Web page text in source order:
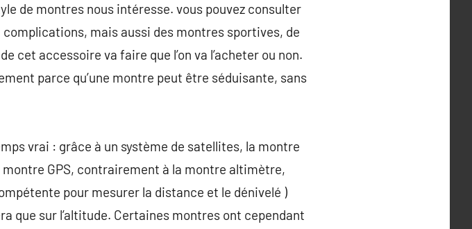
de montres nous intéresse. vous pouvez consulter
mais aussi des montres sportives, de
cet accessoire va faire que l’on va l’acheter ou non.
parce qu’une montre peut être séduisante, sans
vrai : grâce à un système de satellites, la montre
GPS, contrairement à la montre altimètre,
pour mesurer la distance et le dénivelé )
que sur l’altitude. Certaines montres ont cependant